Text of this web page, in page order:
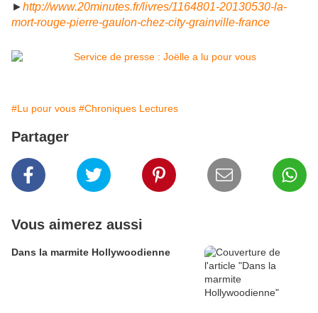
►http://www.20minutes.fr/livres/1164801-20130530-la-
mort-rouge-pierre-gaulon-chez-city-grainville-france
#Lu pour vous #Chroniques Lectures
Partager
Vous aimerez aussi
Dans la marmite Hollywoodienne